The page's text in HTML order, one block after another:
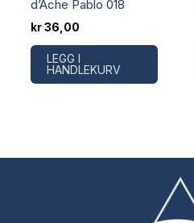
d’Ache Pablo 018
kr36,00
LEGG I
HANDLEKURV